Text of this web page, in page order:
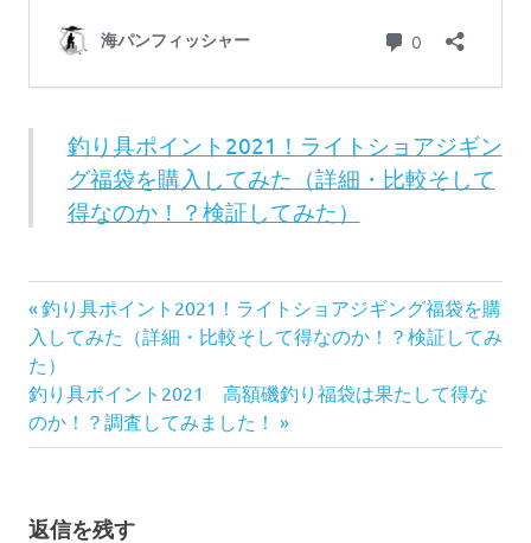
釣り具ポイント2021！ライトショアジギン
グ福袋を購入してみた（詳細・比較そして
得なのか！？検証してみた）
投
稿
ナ
ゲ
前
の
記
事:
釣り具ポイント2021！ライトショアジギング福袋を購
入してみた（詳細・比較そして得なのか！？検証してみ
た）
次
の
記
釣り具ポイント2021 高額磯釣り福袋は果たして得な
のか！？調査してみました！
返信を残す